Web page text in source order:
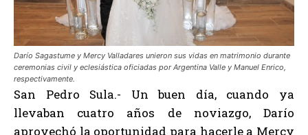
Darío Sagastume y Mercy Valladares unieron sus vidas en matrimonio durante
ceremonias civil y eclesiástica oficiadas por Argentina Valle y Manuel Enrico,
respectivamente.
San Pedro Sula.- Un buen día, cuando ya
llevaban cuatro años de noviazgo, Darío
aprovechó la oportunidad para hacerle a Mercy